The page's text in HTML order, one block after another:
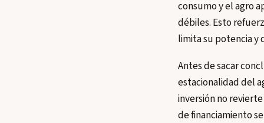
consumo y el agro
débiles. Esto
limita su potencia y
Antes de sacar
estacionalidad del
inversión no
de financiamiento